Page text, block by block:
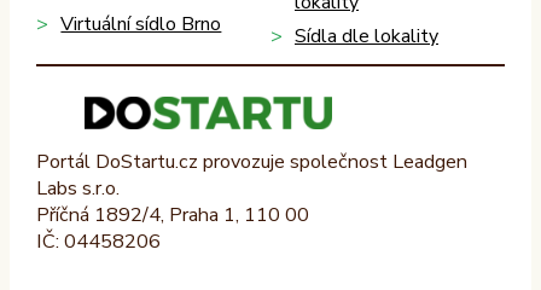
Virtuální sídlo Brno
Sídla dle lokality
Portál DoStartu.cz provozuje společnost Leadgen
Labs s.r.o.
Příčná 1892/4, Praha 1, 110 00
IČ: 04458206